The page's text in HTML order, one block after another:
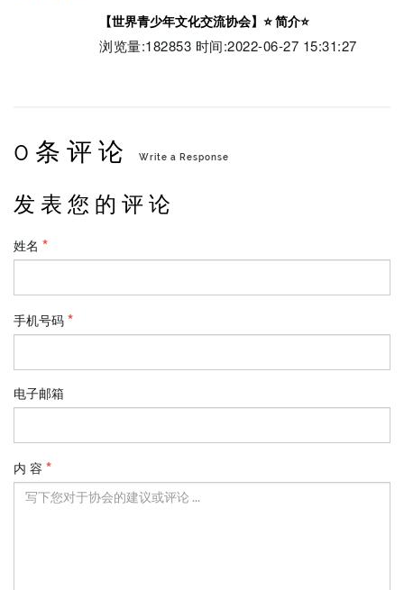
【世界青少年文化交流协会】⭐️ 简介⭐️
浏览量:182853 时间:2022-06-27 15:31:27
0 条 评 论 Write a Response
发 表 您 的 评 论
姓名
手机号码
电子邮箱
内 容